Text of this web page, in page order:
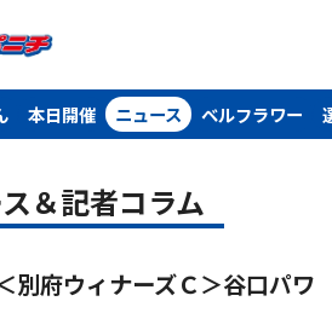
本日開催 ニュース ベルフラワー
＆記者コラム
別府ウィナーズＣ＞谷口パワ